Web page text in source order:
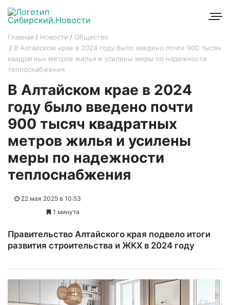
Главная Новости
Общество
В Алтайском крае в 2024 году было введено почти 900 тысяч
квадратных метров жилья и усилены меры по надежности
теплоснабжения
В Алтайском крае в 2024
году было введено почти
900 тысяч квадратных
метров жилья и усилены
меры по надежности
теплоснабжения
22 мая 2025 в 10:53
1 минута
Правительство Алтайского края подвело итоги
развития строительства и ЖКХ в 2024 году